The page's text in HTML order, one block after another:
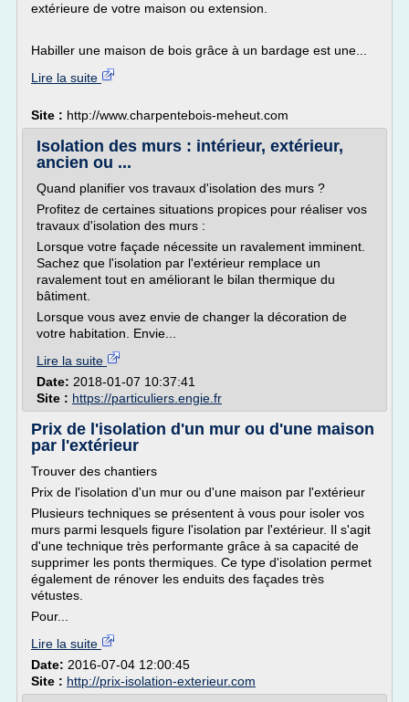
extérieure de votre maison ou extension.
Habiller une maison de bois grâce à un bardage est une...
Lire la suite
Site : http://www.charpentebois-meheut.com
Isolation des murs : intérieur, extérieur,
ancien ou ...
Quand planifier vos travaux d'isolation des murs ?
Profitez de certaines situations propices pour réaliser vos
travaux d'isolation des murs :
Lorsque votre façade nécessite un ravalement imminent.
Sachez que l'isolation par l'extérieur remplace un
ravalement tout en améliorant le bilan thermique du
bâtiment.
Lorsque vous avez envie de changer la décoration de
votre habitation. Envie...
Lire la suite
Date: 2018-01-07 10:37:41
Site : https://particuliers.engie.fr
Prix de l'isolation d'un mur ou d'une maison
par l'extérieur
Trouver des chantiers
Prix de l'isolation d'un mur ou d'une maison par l'extérieur
Plusieurs techniques se présentent à vous pour isoler vos
murs parmi lesquels figure l'isolation par l'extérieur. Il s'agit
d'une technique très performante grâce à sa capacité de
supprimer les ponts thermiques. Ce type d'isolation permet
également de rénover les enduits des façades très
vétustes.
Pour...
Lire la suite
Date: 2016-07-04 12:00:45
Site : http://prix-isolation-exterieur.com